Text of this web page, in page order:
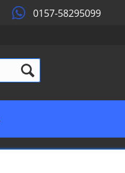
0157-58295099